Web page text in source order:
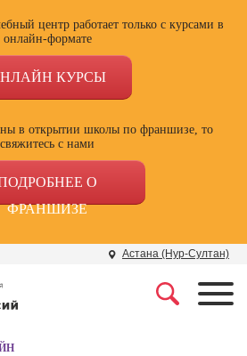
центр работает только с курсами в
онлайн-формате
КУРСЫ
в открытии школы по франшизе, то
свяжитесь с нами
О
ФРАНШИЗЕ
Астана (Нур-Султан)